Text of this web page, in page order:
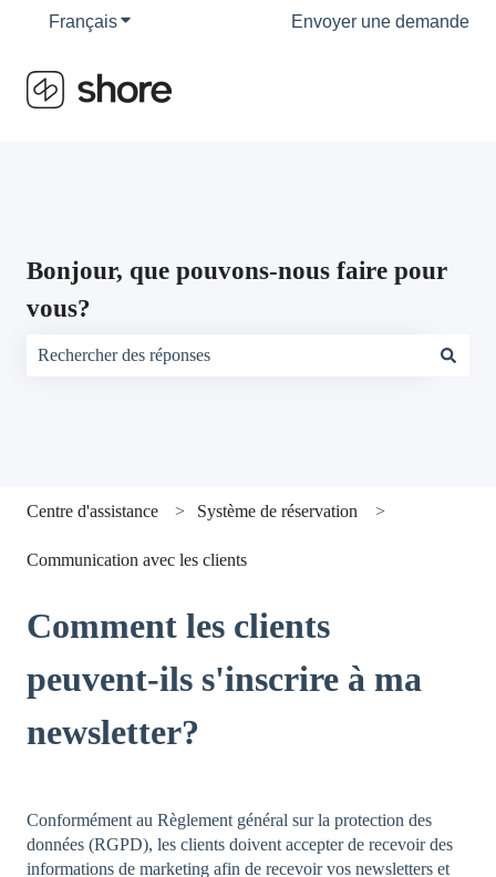
FrançaisAfficher le sous-menu pour les traductions
Envoyer une demande
Bonjour, que pouvons-nous faire pour
vous?
Centre d'assistance Système de réservation
Communication avec les clients
Comment les clients
peuvent-ils s'inscrire à ma
newsletter?
Conformément au Règlement général sur la protection des
données (RGPD), les clients doivent accepter de recevoir des
informations de marketing afin de recevoir vos newsletters et